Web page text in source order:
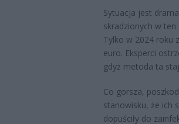
Sytuacja jest
skradzionych w
Tylko w 2024 roku
euro. Eksperci
gdyż metoda ta
Co gorsza,
stanowisku, że ich
dopuściły do